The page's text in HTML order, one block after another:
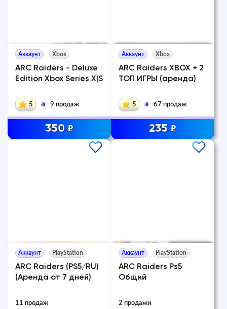
Аккаунт Xbox
ARC Raiders - Deluxe
Edition Xbox Series X|S
5 9 продаж
350 ₽
Аккаунт Xbox
ARC Raiders XBOX + 2
ТОП ИГРЫ (аренда)
5 67 продаж
235 ₽
Аккаунт PlayStation
ARC Raiders (PS5/RU)
(Аренда от 7 дней)
11 продаж
Аккаунт PlayStation
ARC Raiders Ps5
Общий
2 продажи